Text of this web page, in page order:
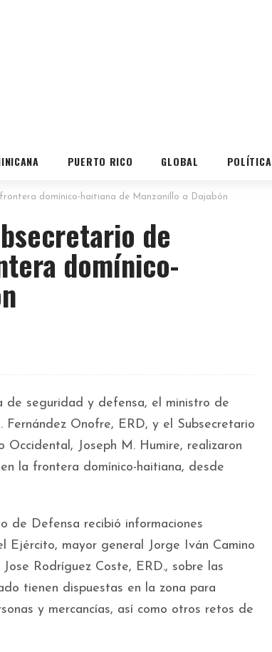
PUERTO RICO GLOBAL POLÍTICA
domínico-haitiana de Manzanillo a Dajabón
de
domínico-
de seguridad y defensa, el ministro de
Onofre, ERD, y el Subsecretario
Joseph M. Humire, realizaron
la frontera domínico-haitiana, desde
de Defensa recibió informaciones
mayor general Jorge Iván Camino
Rodríguez Coste, ERD., sobre las
tienen dispuestas en la zona para
y mercancías, así como otros retos de